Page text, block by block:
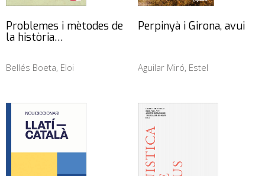
Problemes i mètodes de
la història…
Bellés Boeta, Eloi
Perpinyà i Girona, avui
Aguilar Miró, Estel